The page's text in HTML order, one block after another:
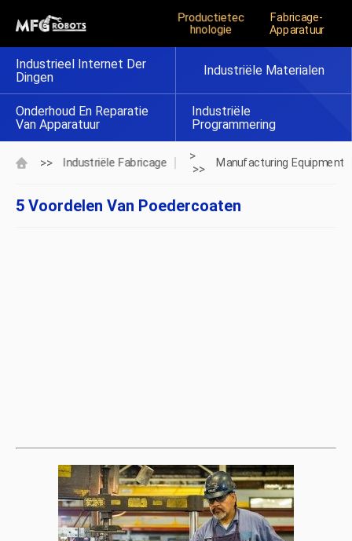
Productietec
Hnologie
Fabricage-
Apparatuur
Industrieel Internet Der
Dingen
Industriële Materialen
Onderhoud En Reparatie
Van Apparatuur
Industriële
Programmering
>> Industriële Fabricage
>
>>
Manufacturing Equipment
5 Voordelen Van Poedercoaten